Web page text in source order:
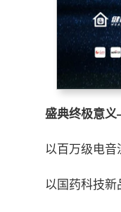
盛典终极意
以百万级电音
以国药科技新